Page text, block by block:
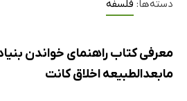
دسته‌ها: فلسفه
معرفی کتاب راهنمای خواندن
مابعدالطبیعه اخلاق کانت